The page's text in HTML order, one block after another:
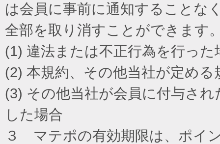
は会員に事前に通知することな
全部を取り消すことができます
(1) 違法または不正行為を行った
(2) 本規約、その他当社が定め
(3) その他当社が会員に付与さ
した場合
３ マテポの有効期限は、ポイ